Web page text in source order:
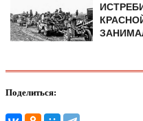
Поделиться: